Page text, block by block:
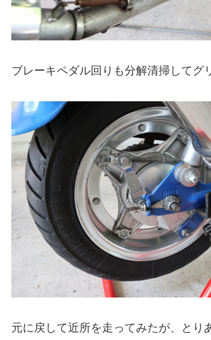
ブレーキペダル回りも分解清掃してグ
元に戻して近所を走ってみたが、とり